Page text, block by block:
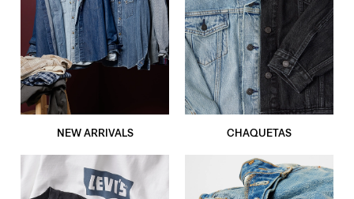
NEW ARRIVALS CHAQUETAS